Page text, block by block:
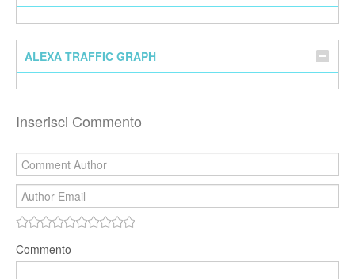
ALEXA TRAFFIC GRAPH
Inserisci Commento
Commento